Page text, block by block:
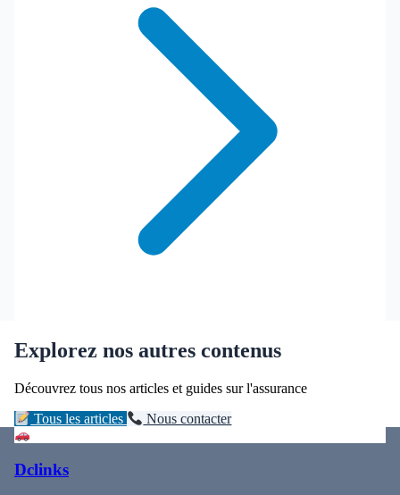
Explorez nos autres contenus
Découvrez tous nos articles et guides sur l'assurance
Tous les articles Nous contacter
Dclinks